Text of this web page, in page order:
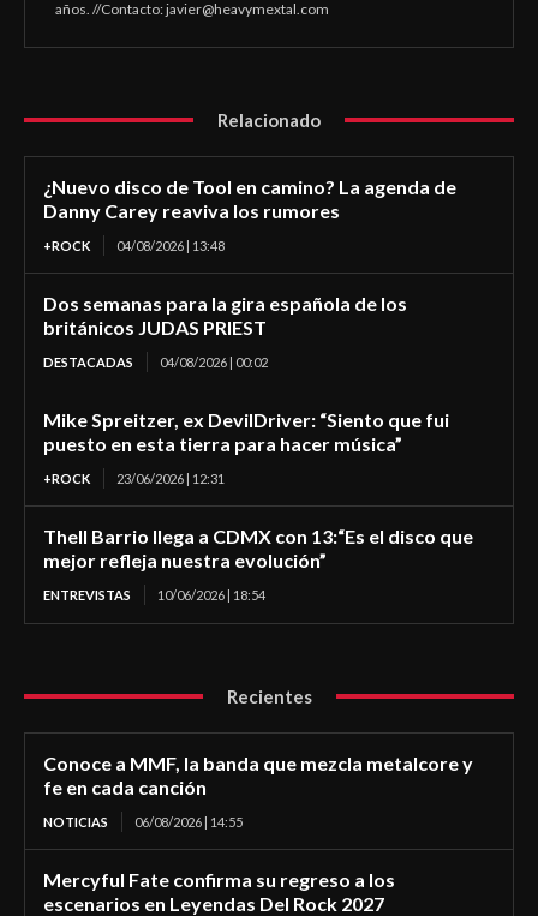
años. //Contacto:javier@heavymextal.com
Relacionado
¿Nuevo disco de Tool en camino? La agenda de
Danny Carey reaviva los rumores
+ROCK 04/08/2026 | 13:48
Dos semanas para la gira española de los
británicos JUDAS PRIEST
DESTACADAS 04/08/2026 | 00:02
Mike Spreitzer, ex DevilDriver: “Siento que fui
puesto en esta tierra para hacer música”
+ROCK 23/06/2026 | 12:31
Thell Barrio llega a CDMX con 13:“Es el disco que
mejor refleja nuestra evolución”
ENTREVISTAS 10/06/2026 | 18:54
Recientes
Conoce a MMF, la banda que mezcla metalcore y
fe en cada canción
NOTICIAS 06/08/2026 | 14:55
Mercyful Fate confirma su regreso a los
escenarios en Leyendas Del Rock 2027